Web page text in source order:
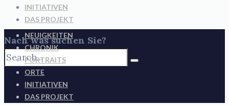
INITIATIVEN
DAS PROJEKT
Nach was suchen Sie?
NEUIGKEITEN
CHRONIK
PORTRAITS
ORTE
INITIATIVEN
DAS PROJEKT